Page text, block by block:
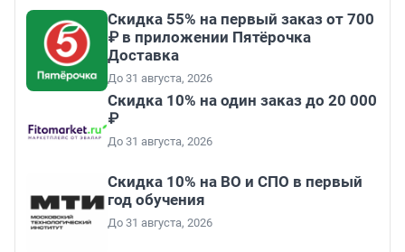
Скидка 55% на первый заказ от 700
₽ в приложении Пятёрочка
Доставка
До 31 августа, 2026
Скидка 10% на один заказ до 20 000
₽
До 31 августа, 2026
Скидка 10% на ВО и СПО в первый
год обучения
До 31 августа, 2026